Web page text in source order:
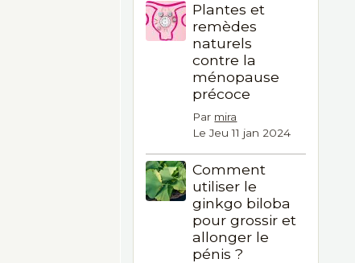
Plantes et
remèdes
naturels
contre la
ménopause
précoce
Par mira
Le Jeu 11 jan 2024
Comment
utiliser le
ginkgo biloba
pour grossir et
allonger le
pénis ?